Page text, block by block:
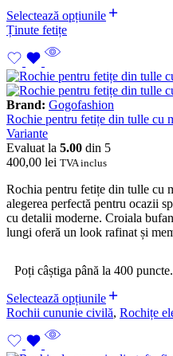
Selectează opțiunile
Ținute fetițe
Brand: Gogofashion
Rochie pentru fetițe din tulle cu
Variante
Evaluat la 5.00 din 5
400,00 lei TVA inclus
Rochia pentru fetițe din tulle cu
alegerea perfectă pentru ocazii
cu detalii moderne. Croiala
lungi oferă un look rafinat și
Poți câștiga până la 400 puncte.
Selectează opțiunile
Rochii cununie civilă, Rochițe